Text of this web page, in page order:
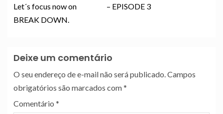
Let´s focus now on
BREAK DOWN.
– EPISODE 3
Deixe um comentário
O seu endereço de e-mail não será publicado.Campos
obrigatórios são marcados com*
Comentário *